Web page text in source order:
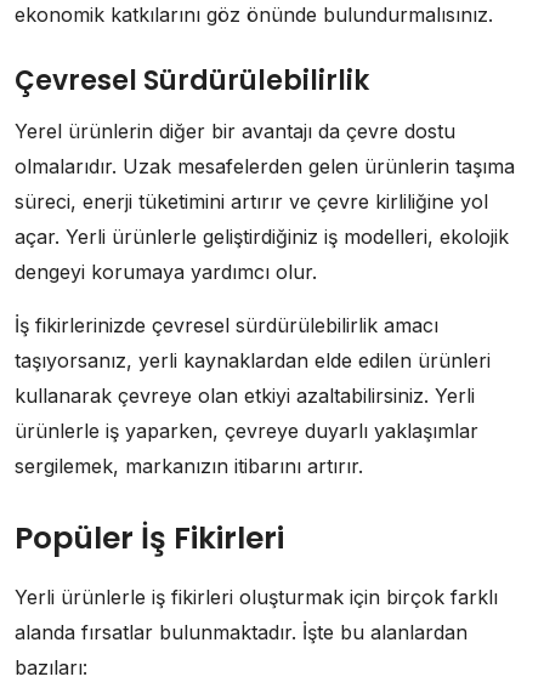
ekonomik katkılarını göz önünde bulundurmalısınız.
Çevresel Sürdürülebilirlik
Yerel ürünlerin diğer bir avantajı da çevre dostu
olmalarıdır. Uzak mesafelerden gelen ürünlerin taşıma
süreci, enerji tüketimini artırır ve çevre kirliliğine yol
açar. Yerli ürünlerle geliştirdiğiniz iş modelleri, ekolojik
dengeyi korumaya yardımcı olur.
İş fikirlerinizde çevresel sürdürülebilirlik amacı
taşıyorsanız, yerli kaynaklardan elde edilen ürünleri
kullanarak çevreye olan etkiyi azaltabilirsiniz. Yerli
ürünlerle iş yaparken, çevreye duyarlı yaklaşımlar
sergilemek, markanızın itibarını artırır.
Popüler İş Fikirleri
Yerli ürünlerle iş fikirleri oluşturmak için birçok farklı
alanda fırsatlar bulunmaktadır. İşte bu alanlardan
bazıları: